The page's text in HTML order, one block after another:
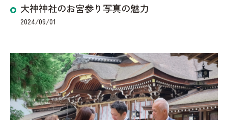
大神神社のお宮参り写真の魅力
2024/09/01